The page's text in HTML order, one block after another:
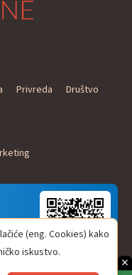
×
Privreda
Društvo
(eng. Cookies) kako
iskustvo.